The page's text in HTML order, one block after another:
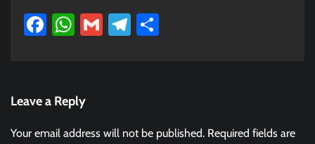
Facebook
WhatsApp
GmailTelegram
Leave a Reply
Your email address will not be published. Required fields are